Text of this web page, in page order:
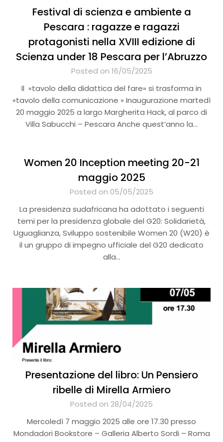
Festival di scienza e ambiente a
Pescara : ragazze e ragazzi
protagonisti nella XVIII edizione di
Scienza under 18 Pescara per l’Abruzzo
Posted on 16/05/2025
Il «tavolo della didattica del fare» si trasforma in
«tavolo della comunicazione » Inaugurazione martedì
20 maggio 2025 a largo Margherita Hack, al parco di
Villa Sabucchi – Pescara Anche quest’anno la…
Women 20 Inception meeting 20-21
maggio 2025
Posted on 05/05/2025
La presidenza sudafricana ha adottato i seguenti
temi per la presidenza globale del G20: Solidarietà,
Uguaglianza, Sviluppo sostenibile Women 20 (W20) è
il un gruppo di impegno ufficiale del G20 dedicato
alla…
Presentazione del libro: Un Pensiero
ribelle di Mirella Armiero
Posted on 28/04/2025
Mercoledì 7 maggio 2025 alle ore 17.30 presso
Mondadori Bookstore – Galleria Alberto Sordi – Roma